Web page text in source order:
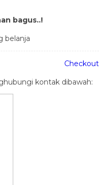
bagus..!
belanja
Checkout
kontak dibawah: